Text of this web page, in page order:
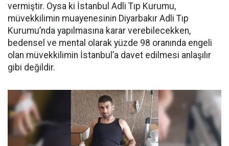
vermiştir. Oysa ki İstanbul Adli Tıp Kurumu,
müvekkilimin muayenesinin Diyarbakır Adli Tıp
Kurumu’nda yapılmasına karar verebilecekken,
bedensel ve mental olarak yüzde 98 oranında engeli
olan müvekkilimin İstanbul’a davet edilmesi anlaşılır
gibi değildir.